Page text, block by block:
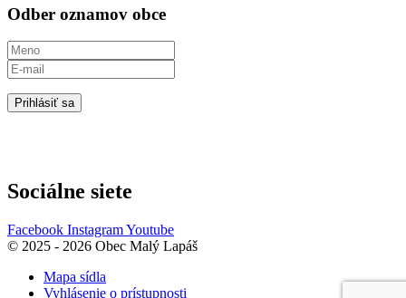
Odber oznamov obce
Prihlásiť sa
Sociálne siete
Facebook InstagramYoutube
© 2025 - 2026 Obec Malý Lapáš
Mapa sídla
Vyhlásenie o prístupnosti